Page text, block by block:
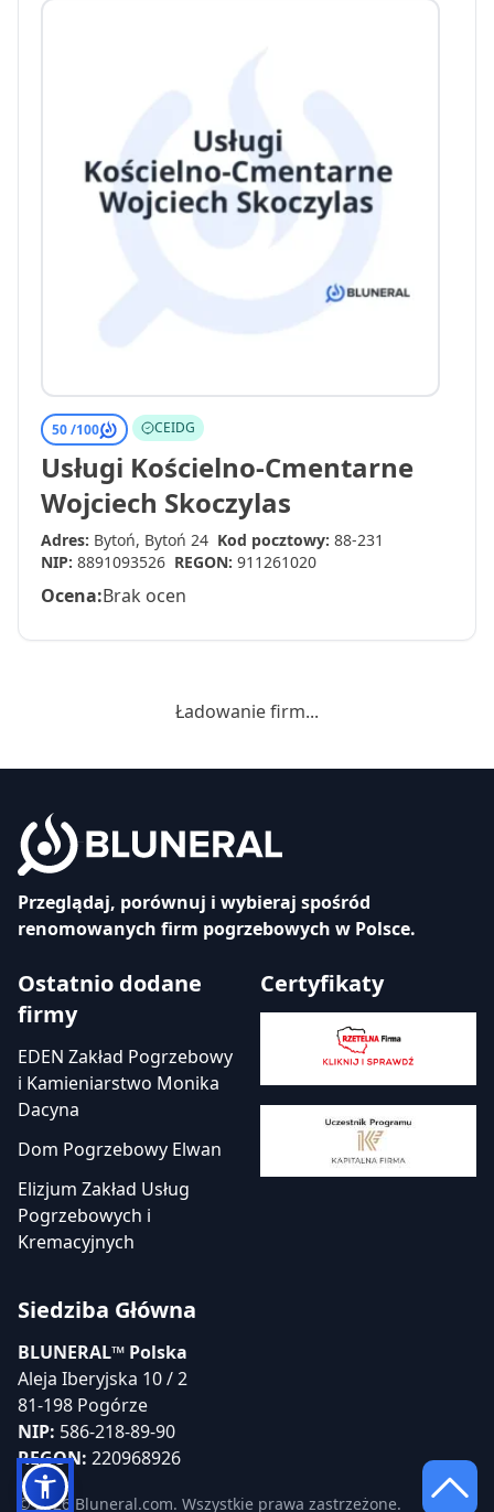
50 /100 CEIDG
Usługi Kościelno-Cmentarne
Wojciech Skoczylas
Adres: Bytoń, Bytoń 24 Kod pocztowy: 88-231
NIP: 8891093526 REGON: 911261020
Ocena:Brak ocen
Ładowanie firm...
Przeglądaj, porównuj i wybieraj spośród
renomowanych firm pogrzebowych w Polsce.
Ostatnio dodane
firmy
EDEN Zakład Pogrzebowy
i Kamieniarstwo Monika
Dacyna
Dom Pogrzebowy Elwan
Elizjum Zakład Usług
Pogrzebowych i
Kremacyjnych
Certyfikaty
Siedziba Główna
BLUNERAL™ Polska
Aleja Iberyjska 10 / 2
81-198 Pogórze
NIP: 586-218-89-90
REGON: 220968926
© 2026 Bluneral.com. Wszystkie prawa zastrzeżone.